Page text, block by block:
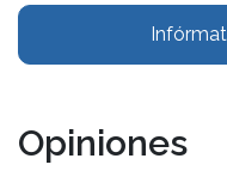
Opiniones